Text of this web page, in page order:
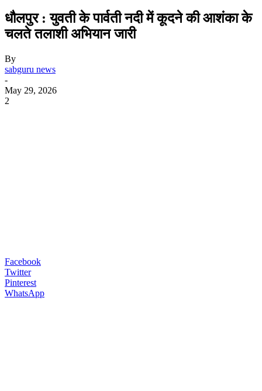
धौलपुर : युवती के पार्वती नदी में कूदने की आशंका के
चलते तलाशी अभियान जारी
By
sabguru news
-
May 29, 2026
2
Facebook
Twitter
Pinterest
WhatsApp